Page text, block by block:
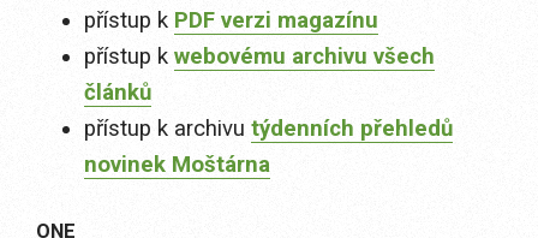
přístup k PDF verzi magazínu
přístup k webovému archivu všech
článků
přístup k archivu týdenních přehledů
novinek Moštárna
ONE